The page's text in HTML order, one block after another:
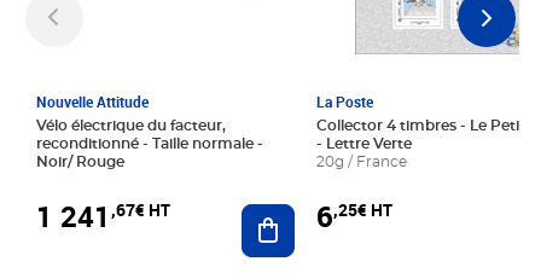
Nouvelle Attitude
Vélo électrique du facteur,
reconditionné - Taille normale -
Noir/ Rouge
1 241 ,67€ HT Ajouter au panier
La Poste
Collector 4 timbres - Le Petit
- Lettre Verte
20g / France
6,25€ HT